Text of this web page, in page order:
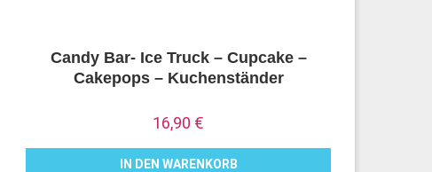
Candy Bar- Ice Truck – Cupcake –
Cakepops – Kuchenständer
16,90 €
IN DEN WARENKORB